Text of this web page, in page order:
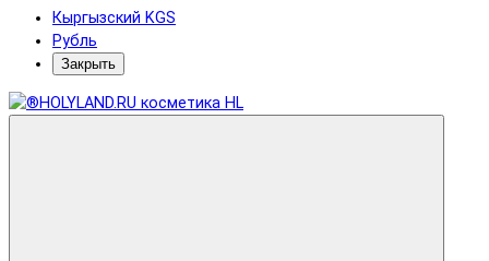
Кыргызский KGS
Рубль
Закрыть